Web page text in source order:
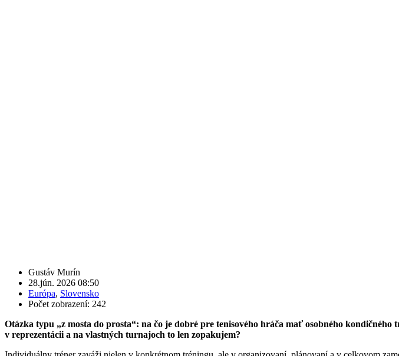
Gustáv Murín
28.jún. 2026 08:50
Európa, Slovensko
Počet zobrazení: 242
Otázka typu „z mosta do prosta“: na čo je dobré pre tenisového hráča mať osobného
v reprezentácii a na vlastných turnajoch to len zopakujem?